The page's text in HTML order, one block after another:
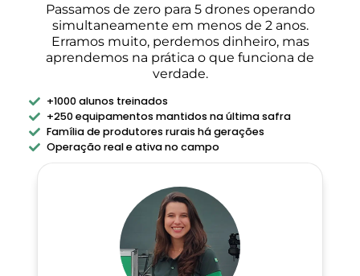
Passamos de zero para 5 drones operando
simultaneamente em menos de 2 anos.
Erramos muito, perdemos dinheiro, mas
aprendemos na prática o que funciona de
verdade.
+1000 alunos treinados
+250 equipamentos mantidos na última safra
Família de produtores rurais há gerações
Operação real e ativa no campo